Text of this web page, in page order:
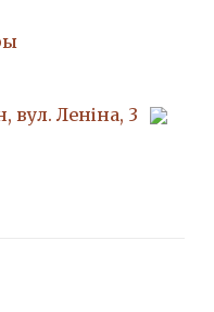
вул. Леніна, 3